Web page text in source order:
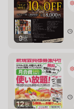
9枚
12枚